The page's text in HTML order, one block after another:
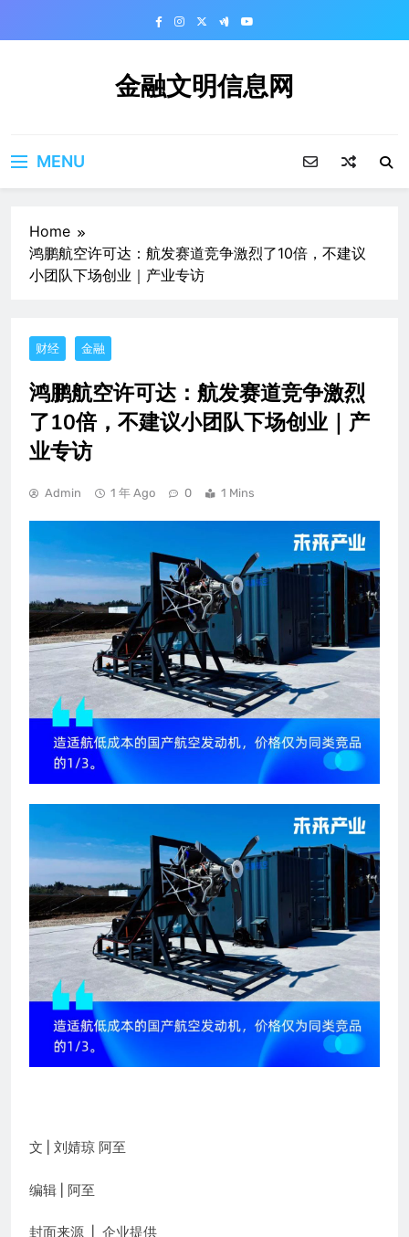
金融文明信息网
MENU
Home
鸿鹏航空许可达：航发赛道竞争激烈了10倍，不建议
小团队下场创业｜产业专访
财经 金融
鸿鹏航空许可达：航发赛道竞争激烈
了10倍，不建议小团队下场创业｜产
业专访
Admin 1 年 Ago 0 1 Mins
文 | 刘婧琼 阿至
编辑 | 阿至
封面来源 | 企业提供